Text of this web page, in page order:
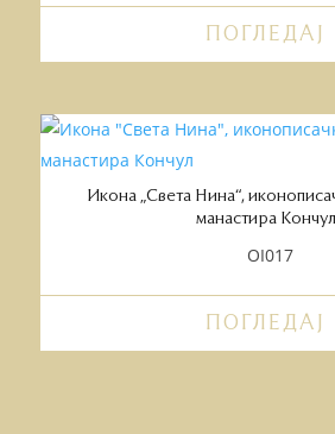
ПОГЛЕДАЈ
Икона „Света Нина“,
манастира Кончул
OI017
ПОГЛЕДАЈ